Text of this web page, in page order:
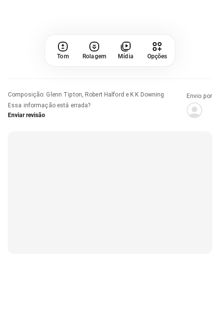
Tom Rolagem Mídia Opções
Composição: Glenn Tipton, Robert Halford e K K Downing
Essa informação está errada?
Enviar revisão
Envio por